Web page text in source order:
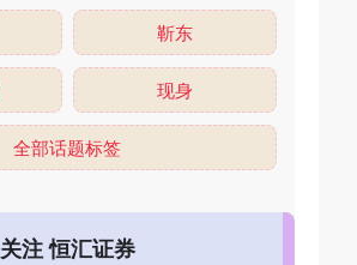
靳东
现身
全部话题标签
关注 恒汇证券